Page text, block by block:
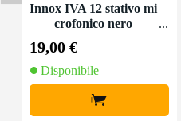
Innox IVA 12 stativo mi
crofonico nero
19,00 €
Disponibile
+